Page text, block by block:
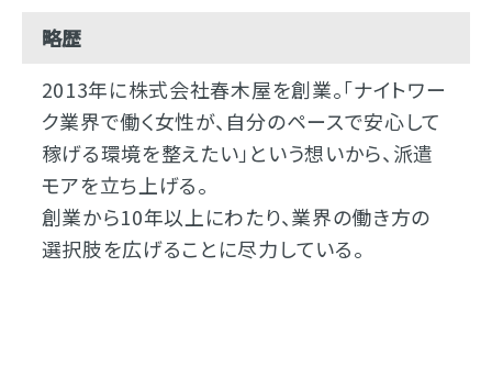
略歴
2013年に株式会社春木屋を創業。「ナイトワー
ク業界で働く女性が、自分のペースで安心して
稼げる環境を整えたい」という想いから、派遣
モアを立ち上げる。
創業から10年以上にわたり、業界の働き方の
選択肢を広げることに尽力している。